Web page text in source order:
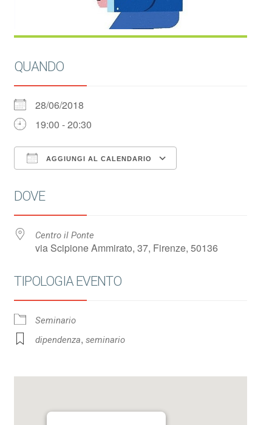
QUANDO
28/06/2018
19:00 - 20:30
AGGIUNGI AL CALENDARIO
DOVE
Centro il Ponte
via Scipione Ammirato, 37, Firenze, 50136
TIPOLOGIA EVENTO
Seminario
dipendenza,seminario